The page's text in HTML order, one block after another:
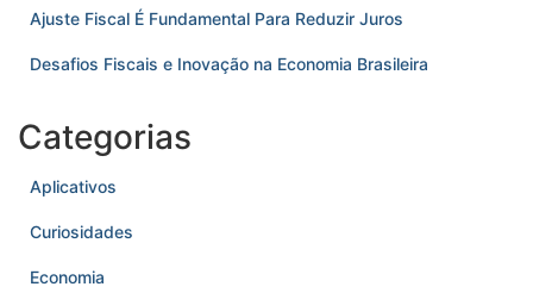
Ajuste Fiscal É Fundamental Para Reduzir Juros
Desafios Fiscais e Inovação na Economia Brasileira
Categorias
Aplicativos
Curiosidades
Economia